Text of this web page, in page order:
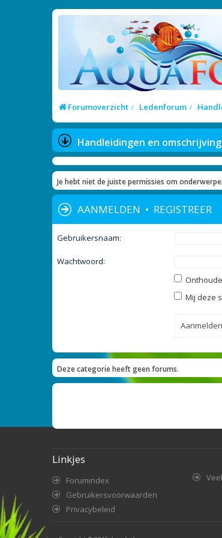
Forumoverzicht Ledenforum
Handleidingen en
Je hebt niet de juiste permissies om
AANMELDEN • REGISTREER
Gebruikersnaam:
Wachtwoord:
Mij deze
Deze categorie heeft geen forums.
Linkjes
Forumindex
Gebruikersvoorwaarden
Privacybeleid